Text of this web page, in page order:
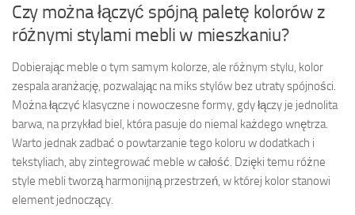
Czy można łączyć spójną paletę kolorów z
różnymi stylami mebli w mieszkaniu?
Dobierając meble o tym samym kolorze, ale różnym stylu, kolor
zespala aranżację, pozwalając na miks stylów bez utraty spójności.
Można łączyć klasyczne i nowoczesne formy, gdy łączy je jednolita
barwa, na przykład biel, która pasuje do niemal każdego wnętrza.
Warto jednak zadbać o powtarzanie tego koloru w dodatkach i
tekstyliach, aby zintegrować meble w całość. Dzięki temu różne
style mebli tworzą harmonijną przestrzeń, w której kolor stanowi
element jednoczący.